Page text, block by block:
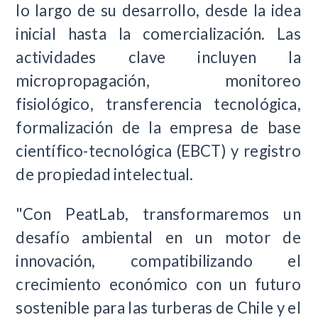
lo largo de su desarrollo, desde la idea
inicial hasta la comercialización. Las
actividades clave incluyen la
micropropagación, monitoreo
fisiológico, transferencia tecnológica,
formalización de la empresa de base
científico-tecnológica (EBCT) y registro
de propiedad intelectual.
"Con PeatLab, transformaremos un
desafío ambiental en un motor de
innovación, compatibilizando el
crecimiento económico con un futuro
sostenible para las turberas de Chile y el